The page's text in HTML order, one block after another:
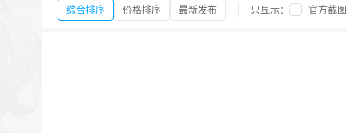
综合排序 价格排序 最新发布 只显示： 官方截图